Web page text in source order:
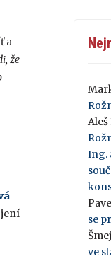
a
že
Ing.
se
ve